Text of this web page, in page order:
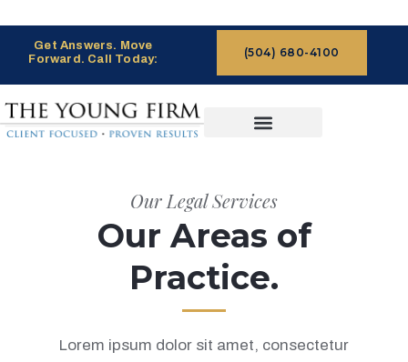
Get Answers. Move
Forward. Call Today:
(504) 680-4100
Our Legal Services
Our Areas of
Practice.
Lorem ipsum dolor sit amet, consectetur